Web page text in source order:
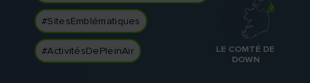
J'aime J'aime
#SitesEmblématiques
#ActivitésDePleinAir
LE COMTÉ DE
DOWN